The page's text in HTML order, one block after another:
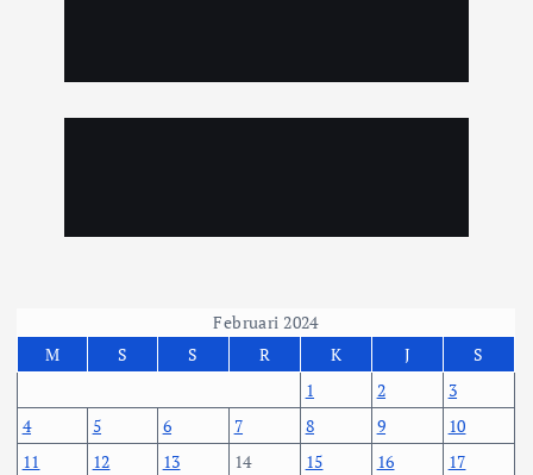
Februari 2024
M
S S R K J
S
1
2
3
4
5 6 7 8 9
10
11
12 13 14 15 16
17